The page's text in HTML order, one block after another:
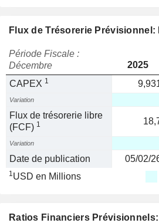
Flux de Trésorerie Prévisionnel:
Période Fiscale :
Décembre
2025
CAPEX 1
Variation
Flux de trésorerie libre
(FCF) 1
Variation
Date de publication 05/02/
1USD en Millions
Ratios Financiers